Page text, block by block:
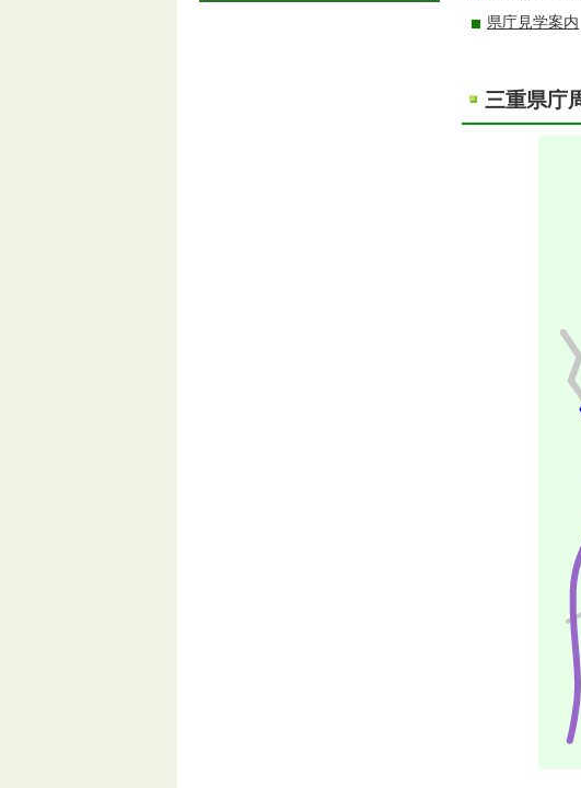
県庁見学案内
三重県庁